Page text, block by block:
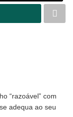
“razoável” com
adequa ao seu